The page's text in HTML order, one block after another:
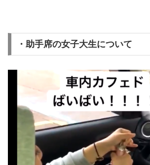
・助手席の女子大生について